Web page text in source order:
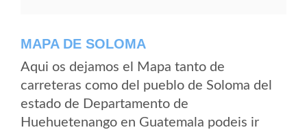
MAPA DE SOLOMA
Aqui os dejamos el Mapa tanto de
carreteras como del pueblo de Soloma del
estado de Departamento de
Huehuetenango en Guatemala podeis ir